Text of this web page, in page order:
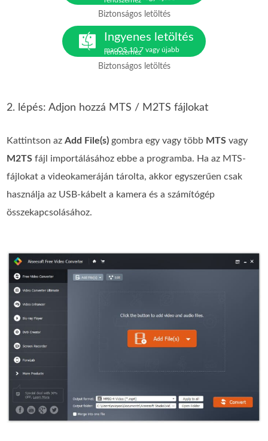
Biztonságos letöltés
Ingyenes letöltés
macOS 10.7 vagy újabb
rendszerhez
Biztonságos letöltés
2. lépés: Adjon hozzá MTS / M2TS fájlokat
Kattintson azAdd File(s) gombra egy vagy több MTSvagy
M2TSfájl importálásához ebbe a programba. Ha az MTS-
fájlokat a videokameráján tárolta, akkor egyszerűen csak
használja az USB-kábelt a kamera és a számítógép
összekapcsolásához.